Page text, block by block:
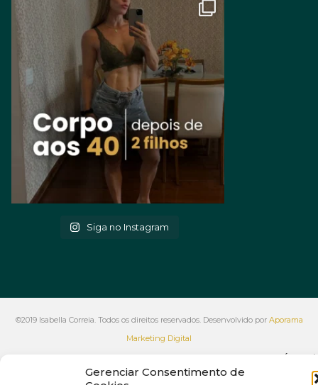
Gerenciar Consentimento de
Siga no Instagram
©2019 Isabella Correia. Todos os direitos reservados. Desenvolvido por Aporama
Marketing Digital
VOLTAR AO INÍCIO